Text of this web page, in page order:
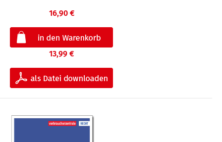
16,90 €
13,99 €